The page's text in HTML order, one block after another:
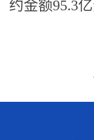
约金额95.3